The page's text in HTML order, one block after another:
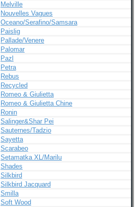
Melville
Nouvelles Vagues
Oceano/Serafino/Samsara
Paislig
Pallade/Venere
Palomar
Pazl
Petra
Rebus
Recycled
Romeo & Giulietta
Romeo & Giulietta Chine
Ronin
Salinger&Shar Pei
Sauternes/Tadzio
Sayetta
Scarabeo
Setamatka XL/Marilu
Shades
Silkbird
Silkbird Jacquard
Smilla
Soft Wood